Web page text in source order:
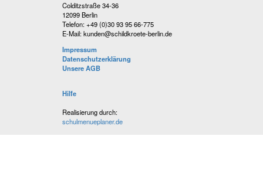
Colditzstraße 34-36
12099 Berlin
Telefon: +49 (0)30 93 95 66-775
E-Mail: kunden@schildkroete-berlin.de
Impressum
Datenschutzerklärung
Unsere AGB
Hilfe
Realisierung durch:
schulmenueplaner.de